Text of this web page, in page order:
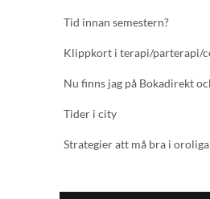
Tid innan semestern?
Klippkort i terapi/parterapi/
Nu finns jag på Bokadirekt
Tider i city
Strategier att må bra i